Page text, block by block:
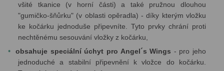
všité tkanice (v horní části) a také pružnou dlouhou
"gumičko-šňůrku" (v oblasti opěradla) - díky kterým vložku
ke kočárku jednoduše připevníte. Tyto prvky chrání proti
nechtěnému sesouvání vložky z kočárku,
obsahuje speciální úchyt pro Angel´s Wings - pro jeho
jednoduché a stabilní připevnění k vložce do kočárku.